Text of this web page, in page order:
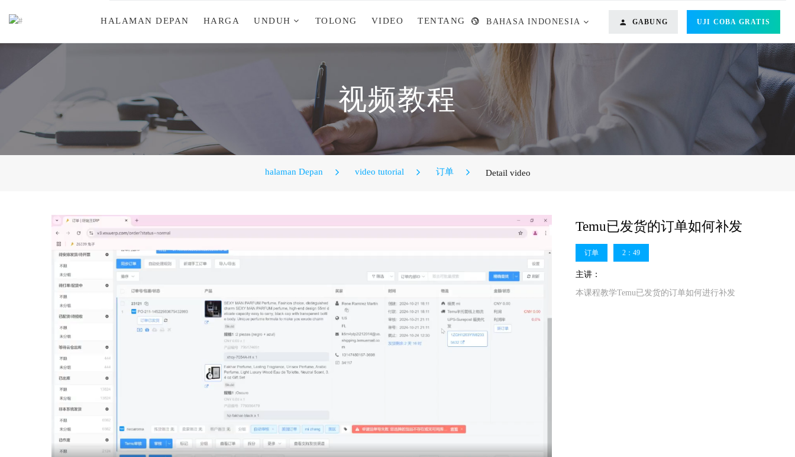
BAHASA INDONESIA GABUNG UJI COBA GRATIS
HALAMAN DEPAN HARGA UNDUH TOLONG VIDEO TENTANG
视频教程
halaman Depan video tutorial 订单 Detail video
Temu已发货的订单如何补发
订单 2：49
主讲：
本课程教学Temu已发货的订单如何进行补发